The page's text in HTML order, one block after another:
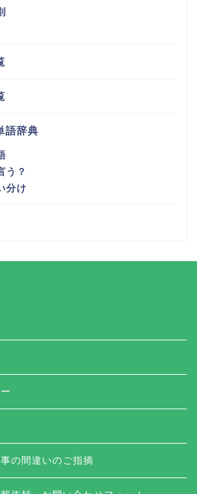
語辞典
う？
分け
の間違いのご指摘